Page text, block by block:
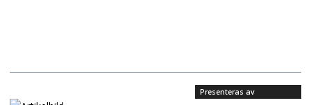
Presenteras av